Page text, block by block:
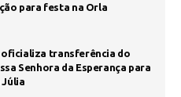
para festa na Orla
oficializa transferência do
Senhora da Esperança para
Júlia